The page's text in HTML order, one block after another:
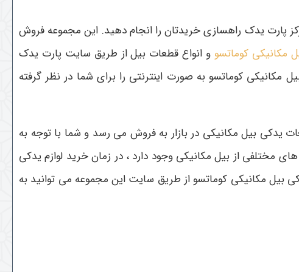
پارت یدک راهسازی خریدتان را انجام دهید. این مجموعه فروش
مکانیکی کوماتسو و انواع قطعات بیل از طریق سایت پارت یدک
کوماتسو به صورت اینترنتی را برای شما در نظر گرفته
یدکی بیل مکانیکی در بازار به فروش می رسد و شما با توجه به
مختلفی از بیل مکانیکی وجود دارد ، در زمان خرید لوازم یدکی
بیل مکانیکی کوماتسو از طریق سایت این مجموعه می توانید به